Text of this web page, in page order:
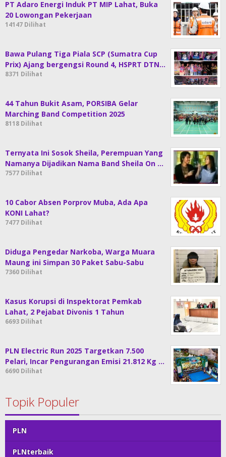
PT Adaro Energi Induk PT MIP Lahat, Buka
20 Lowongan Pekerjaan
14147 Dilihat
Bawa Pulang Tiga Piala SCP (Sumatra Cup
Prix) Ajang bergengsi Round 4, HSPRT DTN…
8371 Dilihat
44 Tahun Bukit Asam, PORSIBA Gelar
Marching Band Competition 2025
8118 Dilihat
Ternyata Ini Sosok Sheila, Perempuan Yang
Namanya Dijadikan Nama Band Sheila On …
7577 Dilihat
10 Cabor Absen Porprov Muba, Ada Apa
KONI Lahat?
7477 Dilihat
Diduga Pengedar Narkoba, Warga Muara
Maung ini Simpan 30 Paket Sabu-Sabu
7360 Dilihat
Kasus Korupsi di Inspektorat Pemkab
Lahat, 2 Pejabat Divonis 1 Tahun
6693 Dilihat
PLN Electric Run 2025 Targetkan 7.500
Pelari, Incar Pengurangan Emisi 21.812 Kg …
6690 Dilihat
Topik Populer
PLN
PLNterbaik